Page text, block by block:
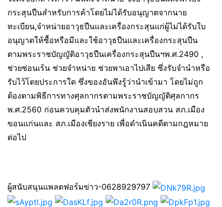
กระสุนปืนสำหรับการค้าโดยไม่ได้รับอนุญาตจากนาย
ทะเบียน,จำหน่ายอาวุธปืนและเครื่องกระสุนแก่ผู้ไม่ได้รับใบ
อนุญาตให้ซื้อหรือมีและใช้อาวุธปืนและเครื่องกระสุนปืน
ตามพระราชบัญญัติอาวุธปืนเครื่องกระสุนปืนฯพ.ศ.2490 ,
ช่วยซ่อนเร้น ช่วยจำหน่าย ช่วยพาเอาไปเสีย ซึ่งรับจำนำหรือ
รับไว้โดยประการใด ซึ่งของอันพึงรู้ว่านำเข้ามา โดยไม่ถูก
ต้องตามพิธีการทางศุลกากรตามพระราชบัญญัติศุลกากร
พ.ศ.2560 ก่อนควบคุมตัวนำส่งพนักงานสอบสวน สภ.เมือง
ขอนแก่นและ สภ.เมืองเชียงราย เพื่อดำเนินคดีตามกฎหมาย
ต่อไป
ผู้สนับสนุนแพลตฟอร์มข่าว-0628929797